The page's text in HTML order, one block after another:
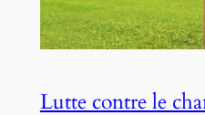
Lutte contre le